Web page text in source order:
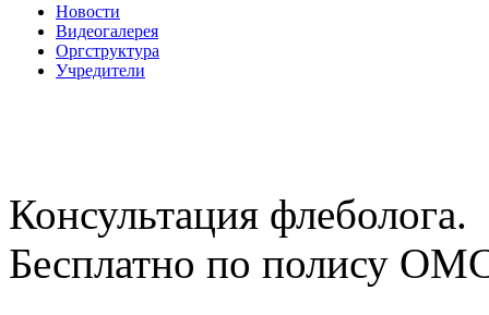
Новости
Видеогалерея
Оргструктура
Учредители
Консультация флеболога.
Бесплатно по полису